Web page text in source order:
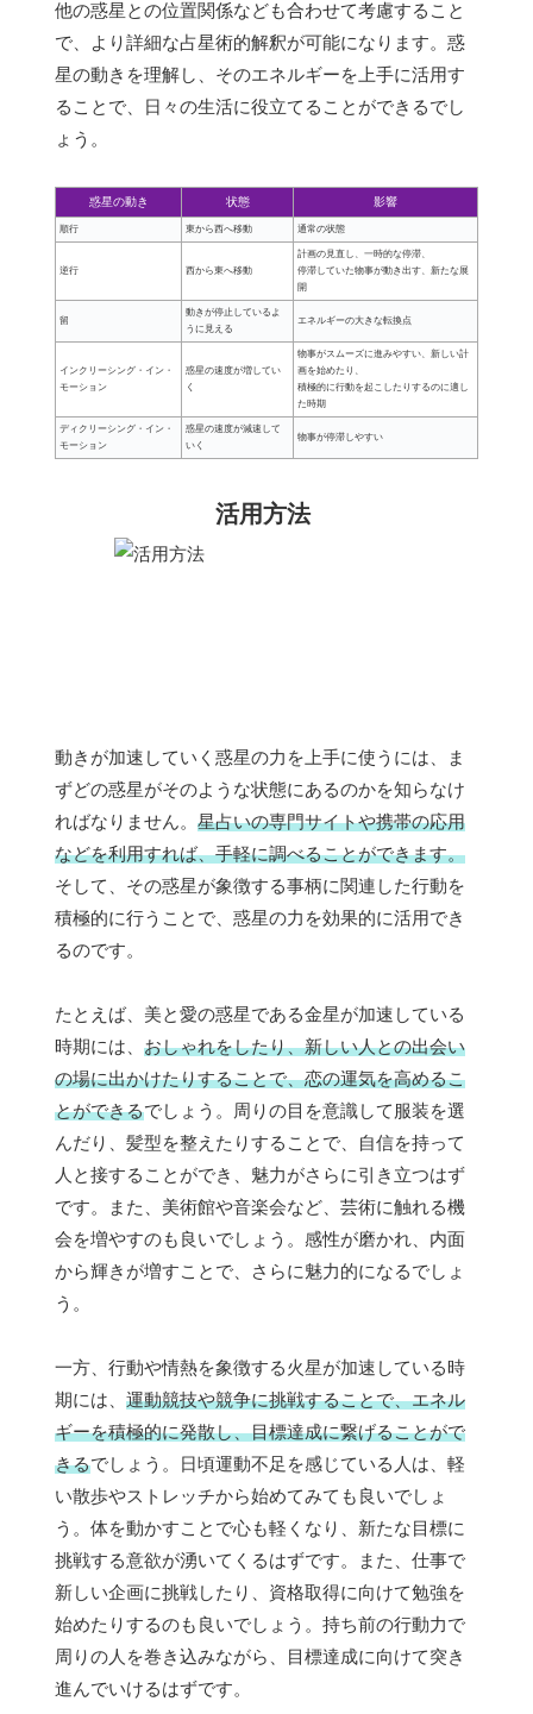
他の惑星との位置関係なども合わせて考慮すること
で、より詳細な占星術的解釈が可能になります。惑
星の動きを理解し、そのエネルギーを上手に活用す
ることで、日々の生活に役立てることができるでし
ょう。
惑星の動き 状態 影響
順行 東から西へ移動 通常の状態
逆行 西から東へ移動
計画の見直し、一時的な停滞、
停滞していた物事が動き出す、新たな展
開
留
動きが停止しているよ
うに見える
エネルギーの大きな転換点
インクリーシング・イン・
モーション
惑星の速度が増してい
く
物事がスムーズに進みやすい、新しい計
画を始めたり、
積極的に行動を起こしたりするのに適し
た時期
ディクリーシング・イン・
モーション
惑星の速度が減速して
いく
物事が停滞しやすい
活用方法
動きが加速していく惑星の力を上手に使うには、ま
ずどの惑星がそのような状態にあるのかを知らなけ
ればなりません。 星占いの専門サイトや携帯の応用
などを利用すれば、手軽に調べることができます。
そして、その惑星が象徴する事柄に関連した行動を
積極的に行うことで、惑星の力を効果的に活用でき
るのです。
たとえば、美と愛の惑星である金星が加速している
時期には、 おしゃれをしたり、新しい人との出会い
の場に出かけたりすることで、恋の運気を高めるこ
とができるでしょう。周りの目を意識して服装を選
んだり、髪型を整えたりすることで、自信を持って
人と接することができ、魅力がさらに引き立つはず
です。また、美術館や音楽会など、芸術に触れる機
会を増やすのも良いでしょう。感性が磨かれ、内面
から輝きが増すことで、さらに魅力的になるでしょ
う。
一方、行動や情熱を象徴する火星が加速している時
期には、 運動競技や競争に挑戦することで、エネル
ギーを積極的に発散し、目標達成に繋げることがで
きるでしょう。日頃運動不足を感じている人は、軽
い散歩やストレッチから始めてみても良いでしょ
う。体を動かすことで心も軽くなり、新たな目標に
挑戦する意欲が湧いてくるはずです。また、仕事で
新しい企画に挑戦したり、資格取得に向けて勉強を
始めたりするのも良いでしょう。持ち前の行動力で
周りの人を巻き込みながら、目標達成に向けて突き
進んでいけるはずです。